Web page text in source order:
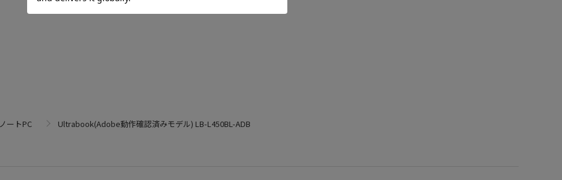
ノートPC Ultrabook(Adobe動作確認済みモデル) LB-L450BL-ADB